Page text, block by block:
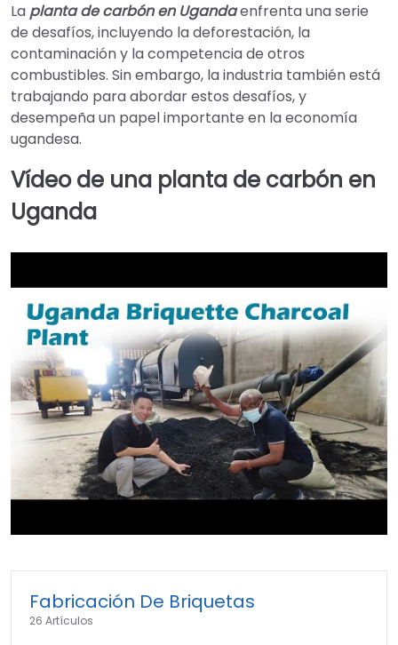
La planta de carbón en Ugandaenfrenta una serie
de desafíos, incluyendo la deforestación, la
contaminación y la competencia de otros
combustibles. Sin embargo, la industria también está
trabajando para abordar estos desafíos, y
desempeña un papel importante en la economía
ugandesa.
Vídeo de una planta de carbón en
Uganda
Fabricación De Briquetas
26 Artículos